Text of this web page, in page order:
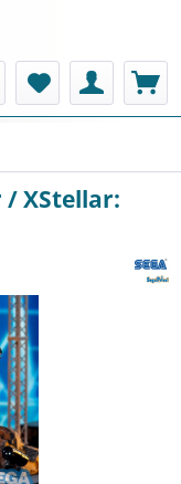
/ XStellar: